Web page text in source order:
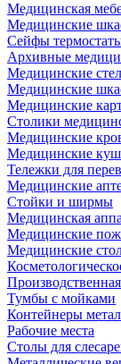
Медицинская
Медицинские
Сейфы
Архивные
Медицинские
Медицинские
Медицинские
Столики
Медицинские
Медицинские
Тележки для
Медицинские
Стойки и ширмы
Медицинская
Медицинские
Медицинские
Тумбы с мойками
Контейнеры
Рабочие места
Столы для